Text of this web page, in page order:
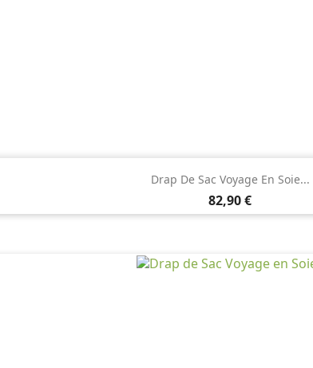
Drap De Sac Voyage En Soie...
Prix
82,90 €
 Aperçu rapide